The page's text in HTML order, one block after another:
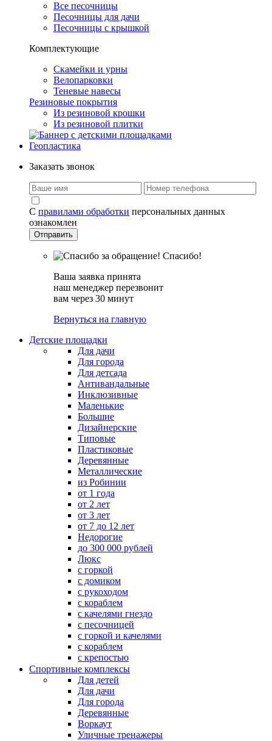
Все песочницы
Песочницы для дачи
Песочницы с крышкой
Комплектующие
Скамейки и урны
Велопарковки
Теневые навесы
Резиновые покрытия
Из резиновой крошки
Из резиновой плитки
Геопластика
Заказать звонок
С правилами обработки персональных данных
ознакомлен
Спасибо!
Ваша заявка принята
наш менеджер перезвонит
вам через 30 минут
Вернуться на главную
Детские площадки
Для дачи
Для города
Для детсада
Антивандальные
Инклюзивные
Маленькие
Большие
Дизайнерские
Типовые
Пластиковые
Деревянные
Металлические
из Робинии
от 1 года
от 2 лет
от 3 лет
от 7 до 12 лет
Недорогие
до 300 000 рублей
Люкс
с горкой
с домиком
с рукоходом
с кораблем
с качелями гнездо
с песочницей
с горкой и качелями
с кораблем
с крепостью
Спортивные комплексы
Для детей
Для дачи
Для города
Деревянные
Воркаут
Уличные тренажеры